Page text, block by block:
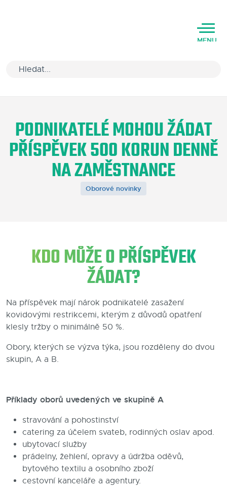
MENU
Varianty software
Školení
Podpora
Kontakty
PODNIKATELÉ MOHOU ŽÁDAT
PŘÍSPĚVEK 500 KORUN DENNĚ
NA ZAMĚSTNANCE
Oborové novinky
KDO MŮŽE O PŘÍSPĚVEK
ŽÁDAT?
Na příspěvek mají nárok podnikatelé zasažení
kovidovými restrikcemi, kterým z důvodů opatření
klesly tržby o minimálně 50 %.
Obory, kterých se výzva týka, jsou rozděleny do dvou
skupin, A a B.
Příklady oborů uvedených ve skupině A
stravování a pohostinství
catering za účelem svateb, rodinných oslav apod.
ubytovací služby
prádelny, žehlení, opravy a údržba oděvů,
bytového textilu a osobního zboží
cestovní kanceláře a agentury.